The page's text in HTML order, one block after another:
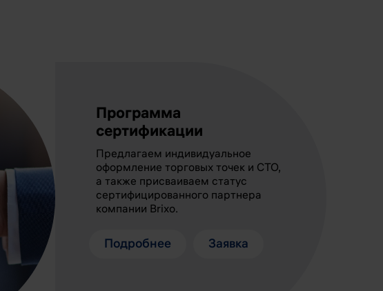
Программа
сертификации
Предлагаем индивидуальное
оформление торговых точек и СТО,
а также присваиваем статус
сертифицированного партнера
компании Brixo.
Подробнее Заявка